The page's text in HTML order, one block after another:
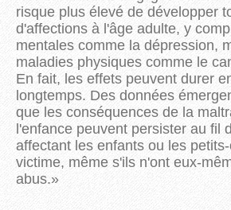
risque plus élevé de développer
d'affections à l'âge adulte, y
mentales comme la dépression,
maladies physiques comme le
En fait, les effets peuvent durer
longtemps. Des données
que les conséquences de la
l'enfance peuvent persister au fil
affectant les enfants ou les
victime, même s'ils n'ont eux-
abus.»